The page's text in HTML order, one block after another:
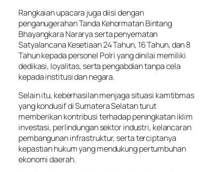
Rangkaian upacara juga diisi dengan
penganugerahan Tanda Kehormatan Bintang
Bhayangkara Nararya serta penyematan
Satyalancana Kesetiaan 24 Tahun, 16 Tahun, dan 8
Tahun kepada personel Polri yang dinilai memiliki
dedikasi, loyalitas, serta pengabdian tanpa cela
kepada institusi dan negara.
Selain itu, keberhasilan menjaga situasi kamtibmas
yang kondusif di Sumatera Selatan turut
memberikan kontribusi terhadap peningkatan iklim
investasi, perlindungan sektor industri, kelancaran
pembangunan infrastruktur, serta terciptanya
kepastian hukum yang mendukung pertumbuhan
ekonomi daerah.